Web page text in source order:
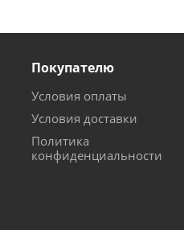
Покупателю
Условия оплаты
Условия доставки
Политика
конфиденциальности